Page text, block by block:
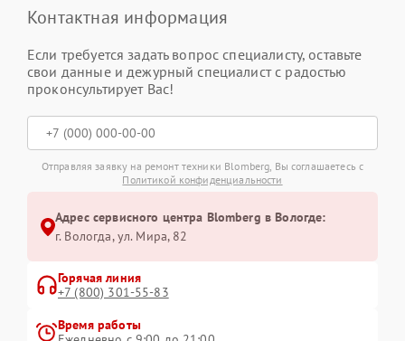
Контактная информация
Если требуется задать вопрос специалисту, оставьте
свои данные и дежурный специалист с радостью
проконсультирует Вас!
Отправляя заявку на ремонт техники Blomberg, Вы соглашаетесь с
Политикой конфиденциальности
Адрес сервисного центра Blomberg в Вологде:
г. Вологда, ул. Мира, 82
Горячая линия
+7 (800) 301-55-83
Время работы